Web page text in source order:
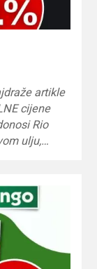
artikle
cijene
Rio
ulju,…